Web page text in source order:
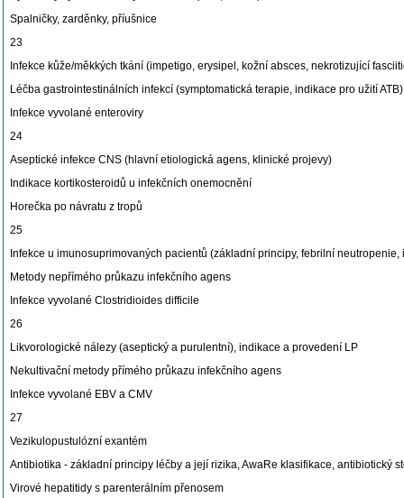
Spalničky, zarděnky, příušnice
23
Infekce kůže/měkkých tkání (impetigo, erysipel, kožní absces, nekrotizující
Léčba gastrointestinálních infekcí (symptomatická terapie, indikace pro užití ATB)
Infekce vyvolané enteroviry
24
Aseptické infekce CNS (hlavní etiologická agens, klinické projevy)
Indikace kortikosteroidů u infekčních onemocnění
Horečka po návratu z tropů
25
Infekce u imunosuprimovaných pacientů (základní principy, febrilní
Metody nepřímého průkazu infekčního agens
Infekce vyvolané Clostridioides difficile
26
Likvorologické nálezy (aseptický a purulentní), indikace a provedení LP
Nekultivační metody přímého průkazu infekčního agens
Infekce vyvolané EBV a CMV
27
Vezikulopustulózní exantém
Antibiotika - základní principy léčby a její rizika, AwaRe klasifikace, antibiotický
Virové hepatitidy s parenterálním přenosem